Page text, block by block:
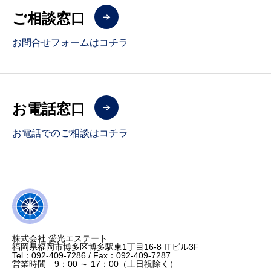
ご相談窓口
お問合せフォームはコチラ
お電話窓口
お電話でのご相談はコチラ
株式会社 愛光エステート
福岡県福岡市博多区博多駅東1丁目16-8 ITビル3F
Tel：092‐409-7286 / Fax：092-409-7287
営業時間 9：00 ～ 17：00（土日祝除く）